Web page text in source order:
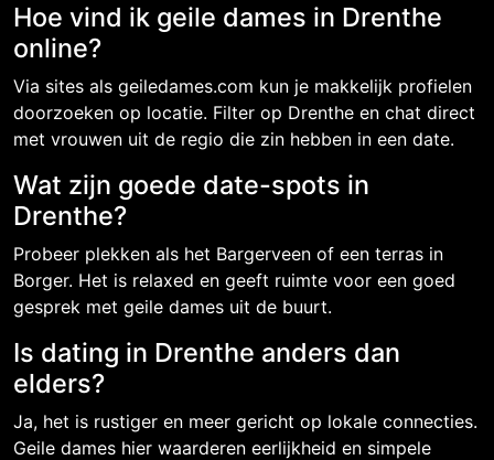
Hoe vind ik geile dames in Drenthe
online?
Via sites als geiledames.com kun je makkelijk profielen
doorzoeken op locatie. Filter op Drenthe en chat direct
met vrouwen uit de regio die zin hebben in een date.
Wat zijn goede date-spots in
Drenthe?
Probeer plekken als het Bargerveen of een terras in
Borger. Het is relaxed en geeft ruimte voor een goed
gesprek met geile dames uit de buurt.
Is dating in Drenthe anders dan
elders?
Ja, het is rustiger en meer gericht op lokale connecties.
Geile dames hier waarderen eerlijkheid en simpele